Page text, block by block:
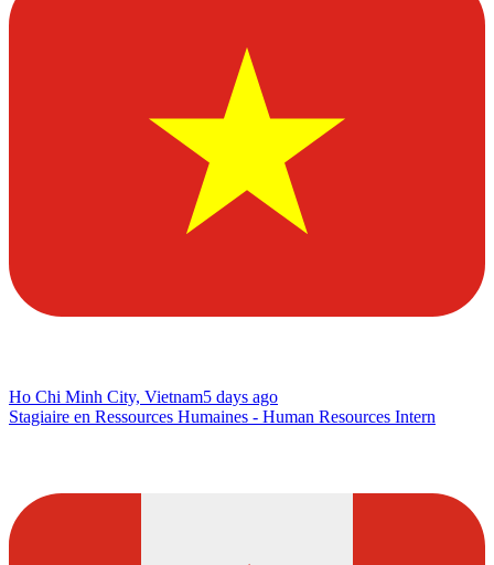
Ho Chi Minh City, Vietnam5 days ago
Stagiaire en Ressources Humaines - Human Resources Intern